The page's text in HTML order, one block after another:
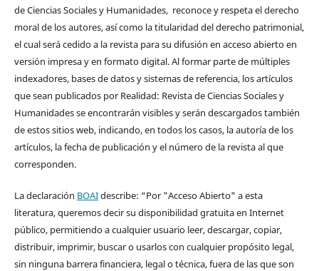
de Ciencias Sociales y Humanidades, reconoce y respeta el derecho
moral de los autores, así como la titularidad del derecho patrimonial,
el cual será cedido a la revista para su difusión en acceso abierto en
versión impresa y en formato digital. Al formar parte de múltiples
indexadores, bases de datos y sistemas de referencia, los artículos
que sean publicados por Realidad: Revista de Ciencias Sociales y
Humanidades se encontrarán visibles y serán descargados también
de estos sitios web, indicando, en todos los casos, la autoría de los
artículos, la fecha de publicación y el número de la revista al que
corresponden.
La declaración BOAIdescribe: “Por "Acceso Abierto" a esta
literatura, queremos decir su disponibilidad gratuita en Internet
público, permitiendo a cualquier usuario leer, descargar, copiar,
distribuir, imprimir, buscar o usarlos con cualquier propósito legal,
sin ninguna barrera financiera, legal o técnica, fuera de las que son